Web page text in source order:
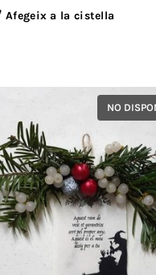
Afegeix a la cistella
NO